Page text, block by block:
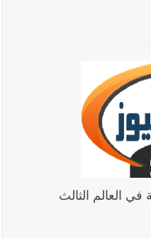
في العالم الثالث